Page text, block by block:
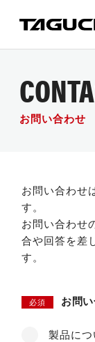
PRODUCT
COMPANY
SUPPORT
RECRUIT
CONTACT
お問い合わせ
お問い合わせ
す。
お問い合わせ
合や回答を差
す。
必須 お問
製品につ